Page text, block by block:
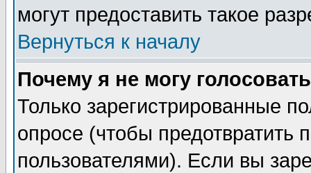
могут предоставить такое
Вернуться к началу
Почему я не могу
Только зарегистрированные
опросе (чтобы предотвратить
пользователями). Если вы